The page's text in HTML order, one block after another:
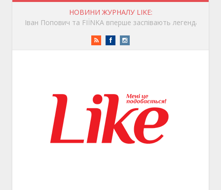
НОВИНИ ЖУРНАЛУ LIKE:
RSS FacebookInstagram